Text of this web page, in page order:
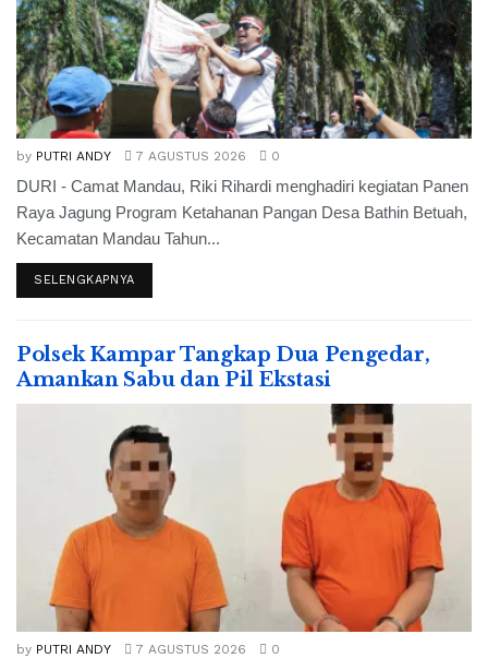
by PUTRI ANDY 7 AGUSTUS 2026 0
DURI - Camat Mandau, Riki Rihardi menghadiri kegiatan Panen
Raya Jagung Program Ketahanan Pangan Desa Bathin Betuah,
Kecamatan Mandau Tahun...
SELENGKAPNYA
Polsek Kampar Tangkap Dua Pengedar,
Amankan Sabu dan Pil Ekstasi
by PUTRI ANDY 7 AGUSTUS 2026 0